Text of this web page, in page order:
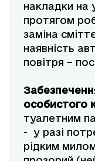
накладки на
протягом
заміна
наявність
повітря –
особистого
туалетним
- у разі
рідким